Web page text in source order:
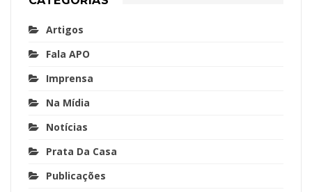
Artigos
Fala APO
Imprensa
Na Mídia
Notícias
Prata Da Casa
Publicações